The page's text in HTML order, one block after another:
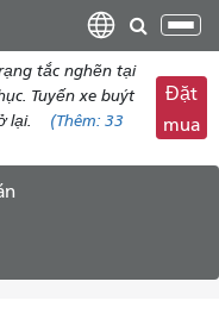
tắc nghẽn tại
Tuyến xe buýt
lại.
(Thêm: 33
Đặt
mua